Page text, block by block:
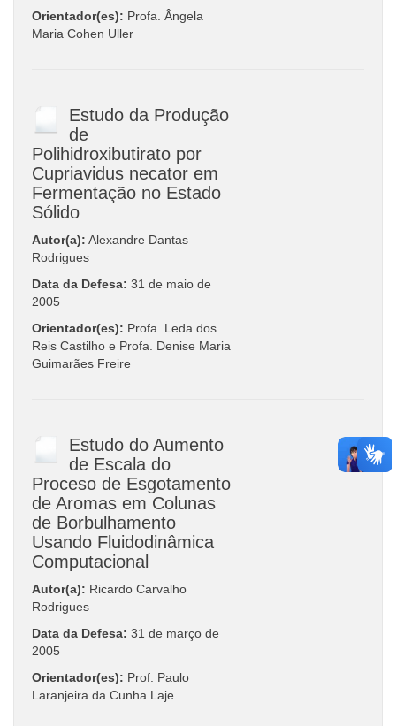
Orientador(es): Profa. Ângela
Maria Cohen Uller
Estudo da Produção
de
Polihidroxibutirato por
Cupriavidus necator em
Fermentação no Estado
Sólido
Autor(a): Alexandre Dantas
Rodrigues
Data da Defesa: 31 de maio de
2005
Orientador(es): Profa. Leda dos
Reis Castilho e Profa. Denise Maria
Guimarães Freire
Estudo do Aumento
de Escala do
Proceso de Esgotamento
de Aromas em Colunas
de Borbulhamento
Usando Fluidodinâmica
Computacional
Autor(a): Ricardo Carvalho
Rodrigues
Data da Defesa: 31 de março de
2005
Orientador(es): Prof. Paulo
Laranjeira da Cunha Laje